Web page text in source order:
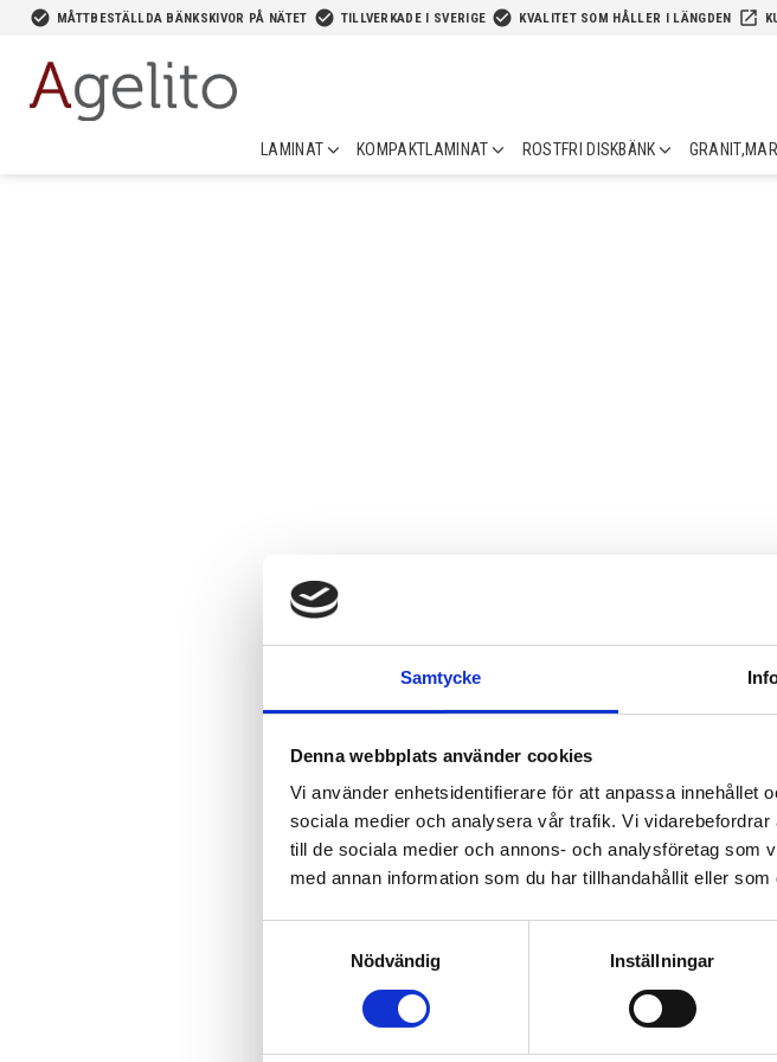
Samtycke
Denna webbplats använder cookies
Vi använder enhetsidentifierare för att anpassa innehållet
sociala medier och analysera vår trafik. Vi
till de sociala medier och annons- och analysföretag som
med annan information som du har tillhandahållit eller
Nödvändig
Inställningar
check_circle MÅTTBESTÄLLDA BÄNKSKIVOR PÅ NÄTET check_circle TILLVERKADE I SVERIGE check_circle KVALITET SOM HÅLLER I LÄNGDEN launch
LAMINAT KOMPAKTLAMINAT ROSTFRI DISKBÄNK